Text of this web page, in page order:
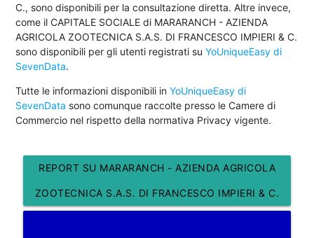
C., sono disponibili per la consultazione diretta. Altre invece,
come il CAPITALE SOCIALE di MARARANCH - AZIENDA
AGRICOLA ZOOTECNICA S.A.S. DI FRANCESCO IMPIERI & C.
sono disponibili per gli utenti registrati suYoUniqueEasy di
SevenData.
Tutte le informazioni disponibili inYoUniqueEasy di
SevenData sono comunque raccolte presso le Camere di
Commercio nel rispetto della normativa Privacy vigente.
REPORT SU MARARANCH - AZIENDA AGRICOLA
ZOOTECNICA S.A.S. DI FRANCESCO IMPIERI & C.